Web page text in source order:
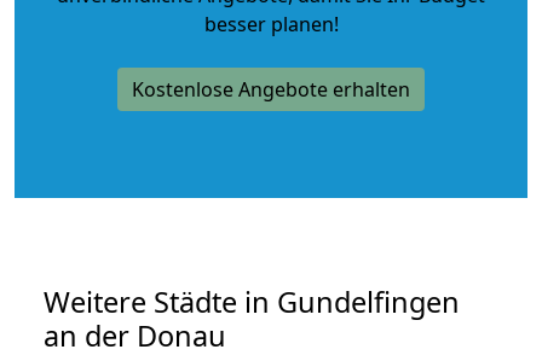
besser planen!
Kostenlose Angebote erhalten
Weitere Städte in Gundelfingen
an der Donau